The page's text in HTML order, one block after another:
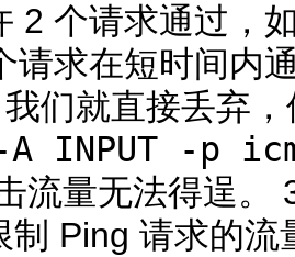
2 个请求通过，
请求在短时间内
们就直接丢弃
INPUT -p
流量无法得逞。
制 Ping 请求的